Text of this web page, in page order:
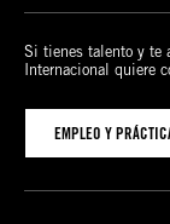
Si tienes talento y te
Internacional quiere
EMPLEO Y